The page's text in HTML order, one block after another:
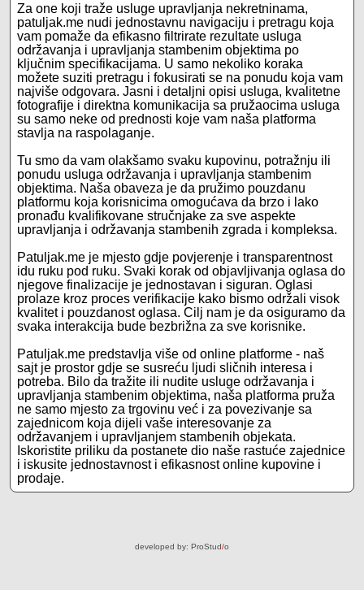
Za one koji traže usluge upravljanja nekretninama,
patuljak.me nudi jednostavnu navigaciju i pretragu koja
vam pomaže da efikasno filtrirate rezultate usluga
održavanja i upravljanja stambenim objektima po
ključnim specifikacijama. U samo nekoliko koraka
možete suziti pretragu i fokusirati se na ponudu koja vam
najviše odgovara. Jasni i detaljni opisi usluga, kvalitetne
fotografije i direktna komunikacija sa pružaocima usluga
su samo neke od prednosti koje vam naša platforma
stavlja na raspolaganje.
Tu smo da vam olakšamo svaku kupovinu, potražnju ili
ponudu usluga održavanja i upravljanja stambenim
objektima. Naša obaveza je da pružimo pouzdanu
platformu koja korisnicima omogućava da brzo i lako
pronađu kvalifikovane stručnjake za sve aspekte
upravljanja i održavanja stambenih zgrada i kompleksa.
Patuljak.me je mjesto gdje povjerenje i transparentnost
idu ruku pod ruku. Svaki korak od objavljivanja oglasa do
njegove finalizacije je jednostavan i siguran. Oglasi
prolaze kroz proces verifikacije kako bismo održali visok
kvalitet i pouzdanost oglasa. Cilj nam je da osiguramo da
svaka interakcija bude bezbrižna za sve korisnike.
Patuljak.me predstavlja više od online platforme - naš
sajt je prostor gdje se susreću ljudi sličnih interesa i
potreba. Bilo da tražite ili nudite usluge održavanja i
upravljanja stambenim objektima, naša platforma pruža
ne samo mjesto za trgovinu već i za povezivanje sa
zajednicom koja dijeli vaše interesovanje za
održavanjem i upravljanjem stambenih objekata.
Iskoristite priliku da postanete dio naše rastuće zajednice
i iskusite jednostavnost i efikasnost online kupovine i
prodaje.
developed by: ProStud/o